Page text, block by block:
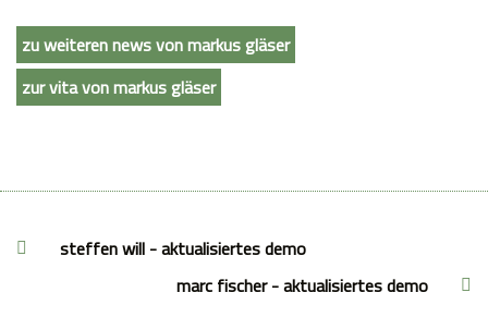
zu weiteren news von markus gläser
zur vita von markus gläser
steffen will - aktualisiertes demo
marc fischer - aktualisiertes demo